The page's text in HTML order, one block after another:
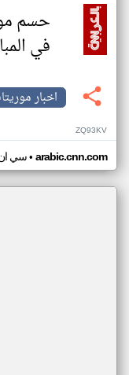
حسم
في
اخبار
ZQ93KV
سي• arabic.cnn.com